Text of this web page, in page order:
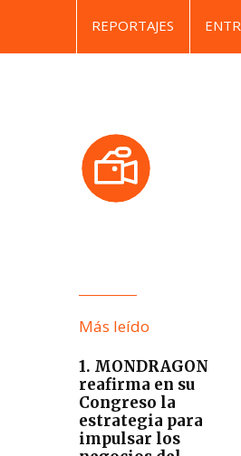
REPORTAJES
Más leído
1. MONDRAGON
reafirma en su
Congreso la
estrategia para
impulsar los